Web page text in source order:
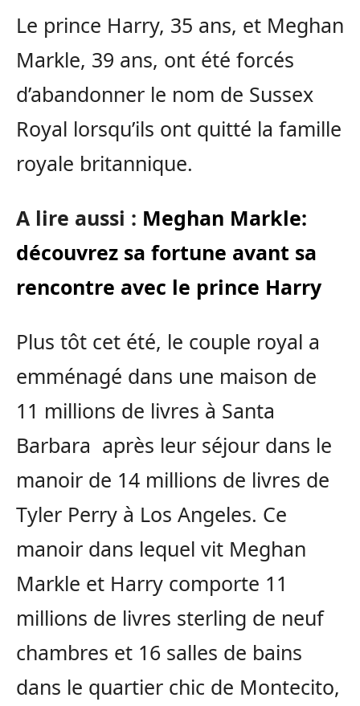
Le prince Harry, 35 ans, et Meghan
Markle, 39 ans, ont été forcés
d’abandonner le nom de Sussex
Royal lorsqu’ils ont quitté la famille
royale britannique.
A lire aussi : Meghan Markle:
découvrez sa fortune avant sa
rencontre avec le prince Harry
Plus tôt cet été, le couple royal a
emménagé dans une maison de
11 millions de livres à Santa
Barbara après leur séjour dans le
manoir de 14 millions de livres de
Tyler Perry à Los Angeles. Ce
manoir dans lequel vit Meghan
Markle et Harry comporte 11
millions de livres sterling de neuf
chambres et 16 salles de bains
dans le quartier chic de Montecito,